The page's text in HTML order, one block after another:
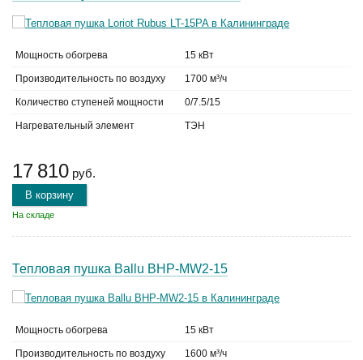
Мощность обогрева 15 кВт
Производительность по воздуху 1700 м³/ч
Количество ступеней мощности 0/7.5/15
Нагревательный элемент ТЭН
17 810 руб.
В корзину
На складе
Тепловая пушка Ballu BHP-MW2-15
Мощность обогрева 15 кВт
Производительность по воздуху 1600 м³/ч